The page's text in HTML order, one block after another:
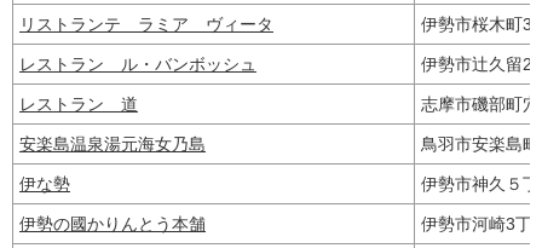
リストランテ ラミア ヴィータ 伊勢市桜木町
レストラン ル・バンボッシュ 伊勢市辻久留
レストラン 道 志摩市磯部町
安楽島温泉湯元海女乃島 鳥羽市安楽島
伊な勢 伊勢市神久５
伊勢の國かりんとう本舗 伊勢市河崎3